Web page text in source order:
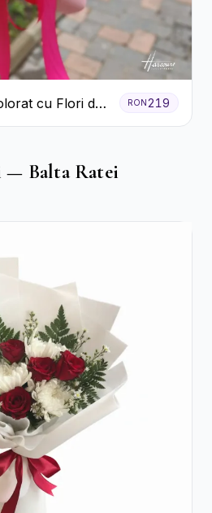
cu Flori de
RON 219
— Balta Ratei